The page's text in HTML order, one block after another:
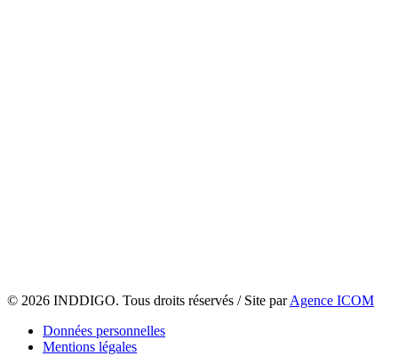
© 2026 INDDIGO. Tous droits réservés / Site parAgence ICOM
Données personnelles
Mentions légales